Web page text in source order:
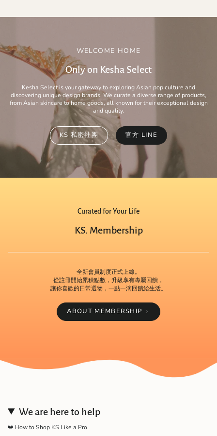
WELCOME HOME
Only on Kesha Select
Kesha Select is your gateway to exploring Asian pop culture and
discovering unique design brands. We curate a diverse range of products,
from Asian skincare to home goods, all known for their exceptional design
and quality.
KS 私密社團 官方 LINE
Curated for Your Life
KS. Membership
全新會員制度正式上線。
從註冊開始累積點數，升級享有專屬回饋，
讓你喜歡的日常選物，一點一滴回饋給生活。
ABOUT MEMBERSHIP
We are here to help
👑 How to Shop KS Like a Pro